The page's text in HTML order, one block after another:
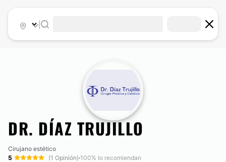
DR. DÍAZ TRUJILLO
Cirujano estético
5
(1 Opinión)·100% lo recomiendan